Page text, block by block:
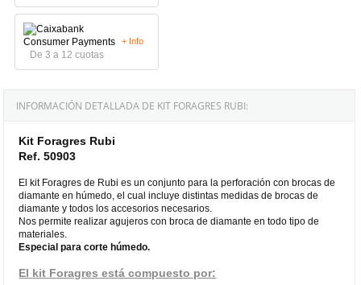
De 3 a 12 cuotas
+ Info
INFORMACIÓN DETALLADA DE KIT FORAGRES RUBI:
Kit Foragres Rubi
Ref. 50903
El kit Foragres de Rubi es un conjunto para la perforación con brocas de
diamante en húmedo, el cual incluye distintas medidas de brocas de
diamante y todos los accesorios necesarios.
Nos permite realizar agujeros con broca de diamante en todo tipo de
materiales.
Especial para corte húmedo.
El kit Foragres está compuesto por: